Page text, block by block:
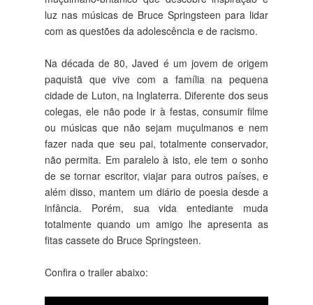
luz nas músicas de Bruce Springsteen para lidar
com as questões da adolescência e de racismo.
Na década de 80, Javed é um jovem de origem
paquistã que vive com a família na pequena
cidade de Luton, na Inglaterra. Diferente dos seus
colegas, ele não pode ir à festas, consumir filme
ou músicas que não sejam muçulmanos e nem
fazer nada que seu pai, totalmente conservador,
não permita. Em paralelo à isto, ele tem o sonho
de se tornar escritor, viajar para outros países, e
além disso, mantem um diário de poesia desde a
infância. Porém, sua vida entediante muda
totalmente quando um amigo lhe apresenta as
fitas cassete do Bruce Springsteen.
Confira o trailer abaixo: